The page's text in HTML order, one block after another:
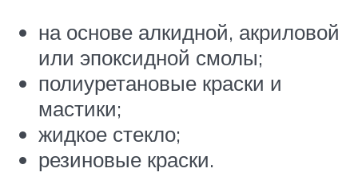
на основе алкидной, акриловой
или эпоксидной смолы;
полиуретановые краски и
мастики;
жидкое стекло;
резиновые краски.